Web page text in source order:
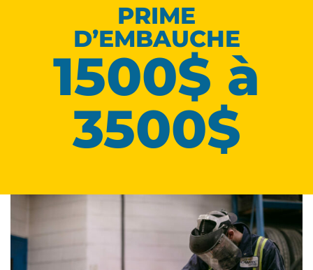
PRIME
D’EMBAUCHE
1500$ à
3500$